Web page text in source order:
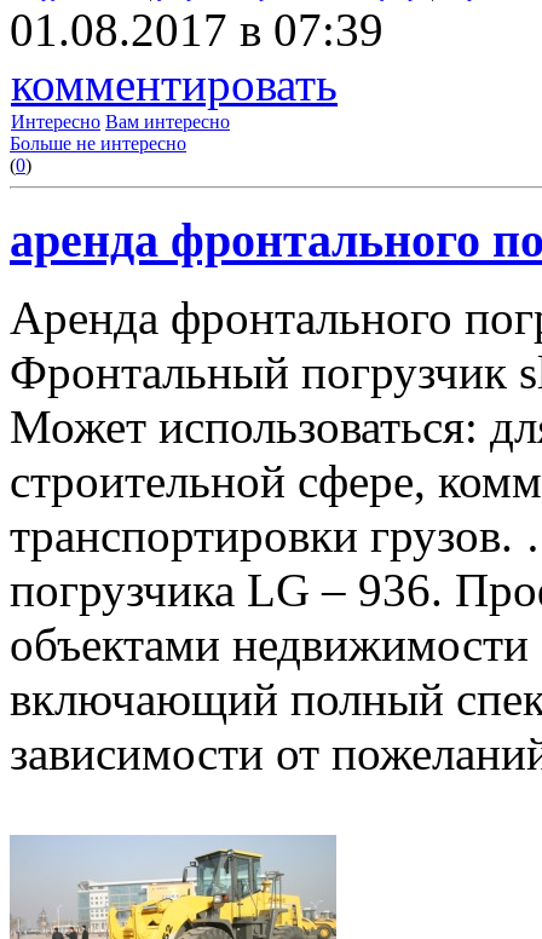
01.08.2017 в 07:39
комментировать
Интересно Вам интересно
Больше не интересно
(0)
аренда фронтального
Аренда фронтального
Фронтальный погрузчик
Может использоваться:
строительной сфере,
транспортировки
погрузчика LG – 936.
объектами
включающий полный
зависимости от